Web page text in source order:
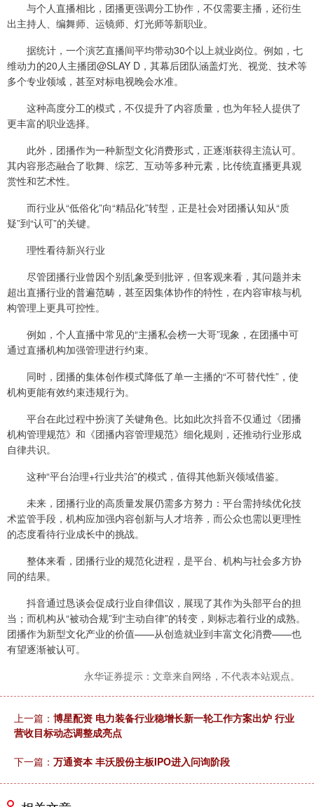
与个人直播相比，团播更强调分工协作，不仅需要主播，还衍生
出主持人、编舞师、运镜师、灯光师等新职业。
据统计，一个演艺直播间平均带动30个以上就业岗位。例如，七
维动力的20人主播团@SLAY D，其幕后团队涵盖灯光、视觉、技术等
多个专业领域，甚至对标电视晚会水准。
这种高度分工的模式，不仅提升了内容质量，也为年轻人提供了
更丰富的职业选择。
此外，团播作为一种新型文化消费形式，正逐渐获得主流认可。
其内容形态融合了歌舞、综艺、互动等多种元素，比传统直播更具观
赏性和艺术性。
而行业从“低俗化”向“精品化”转型，正是社会对团播认知从“质
疑”到“认可”的关键。
理性看待新兴行业
尽管团播行业曾因个别乱象受到批评，但客观来看，其问题并未
超出直播行业的普遍范畴，甚至因集体协作的特性，在内容审核与机
构管理上更具可控性。
例如，个人直播中常见的“主播私会榜一大哥”现象，在团播中可
通过直播机构加强管理进行约束。
同时，团播的集体创作模式降低了单一主播的“不可替代性”，使
机构更能有效约束违规行为。
平台在此过程中扮演了关键角色。比如此次抖音不仅通过《团播
机构管理规范》和《团播内容管理规范》细化规则，还推动行业形成
自律共识。
这种“平台治理+行业共治”的模式，值得其他新兴领域借鉴。
未来，团播行业的高质量发展仍需多方努力：平台需持续优化技
术监管手段，机构应加强内容创新与人才培养，而公众也需以更理性
的态度看待行业成长中的挑战。
整体来看，团播行业的规范化进程，是平台、机构与社会多方协
同的结果。
抖音通过恳谈会促成行业自律倡议，展现了其作为头部平台的担
当；而机构从“被动合规”到“主动自律”的转变，则标志着行业的成熟。
团播作为新型文化产业的价值——从创造就业到丰富文化消费——也
有望逐渐被认可。
永华证券提示：文章来自网络，不代表本站观点。
上一篇： 博星配资 电力装备行业稳增长新一轮工作方案出炉 行业
营收目标动态调整成亮点
下一篇： 万通资本 丰沃股份主板IPO进入问询阶段